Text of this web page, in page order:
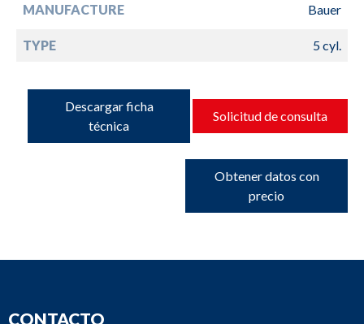
MANUFACTURE Bauer
TYPE 5 cyl.
Descargar ficha
técnica
Solicitud de consulta
Obtener datos con
precio
CONTACTO